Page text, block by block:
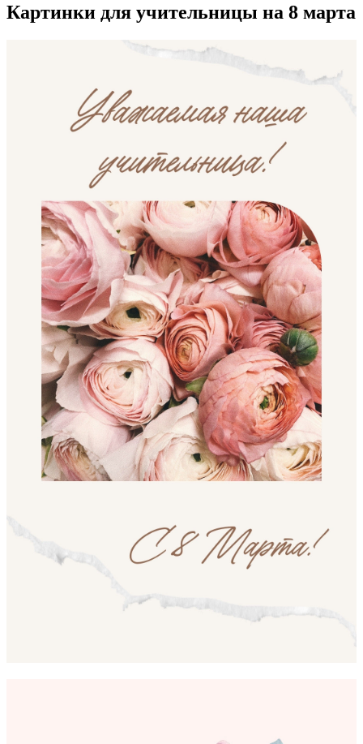
Картинки для учительницы на 8 марта